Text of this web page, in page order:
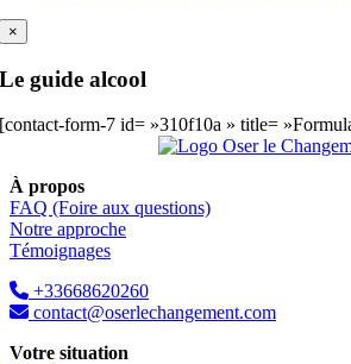
×
Le guide alcool
[contact-form-7 id= »310f10a » title=
À propos
FAQ (Foire aux questions)
Notre approche
Témoignages
+33668620260
contact@oserlechangement.com
Votre situation